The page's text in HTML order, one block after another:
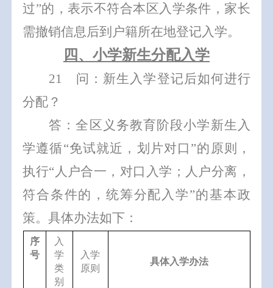
过”的，表示不符合本区入学条件 ，家长
需撤销信息后到户籍所在地登记入学。
四、小学新生分配入学
21
问：新生入学登记后如何进行
分配？
答：全区义务教育阶段小学新生入
学遵循“免试就近，划片对口 ”的原则，
执行“人户合一，对口入学；人户分离，
符合条件的，统筹分配入学”的基本政
策。具体办法如下：
序
号
入
学
类
别
入学
原则
具体入学办法